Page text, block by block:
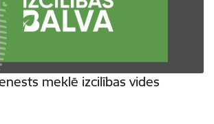
meklē izcilības vides